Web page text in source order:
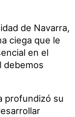
de Navarra,
ciega que le
en el
debemos
profundizó su